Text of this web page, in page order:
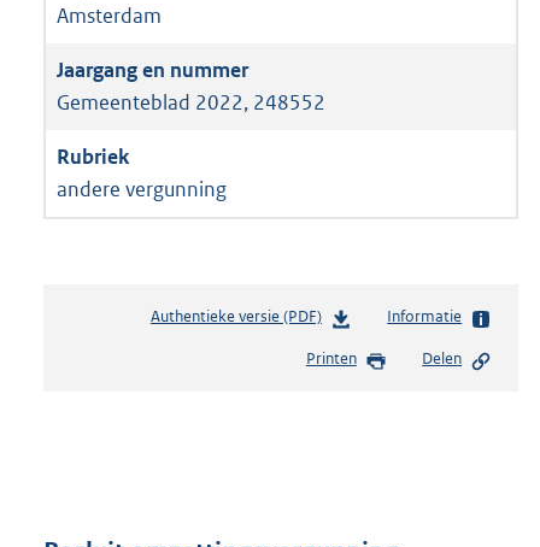
Amsterdam
Gemeenteblad 2022, 248552
andere vergunning
Authentieke versie (PDF)b
s
Informatie
Printen Delen